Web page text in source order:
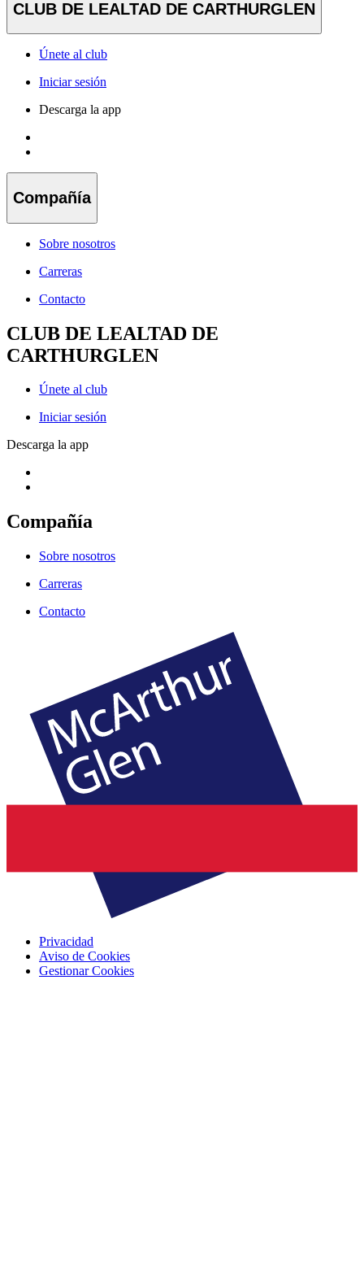
CLUB DE LEALTAD DE CARTHURGLEN
Únete al club
Iniciar sesión
Descarga la app
Compañía
Sobre nosotros
Carreras
Contacto
CLUB DE LEALTAD DE
CARTHURGLEN
Únete al club
Iniciar sesión
Descarga la app
Compañía
Sobre nosotros
Carreras
Contacto
Privacidad
Aviso de Cookies
Gestionar Cookies